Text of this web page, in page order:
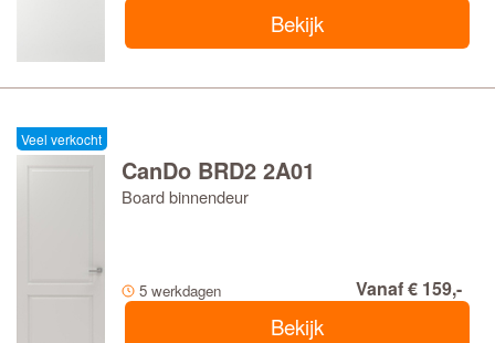
Bekijk
Veel verkocht
CanDo BRD2 2A01
Board binnendeur
5 werkdagen Vanaf € 159,-
Bekijk